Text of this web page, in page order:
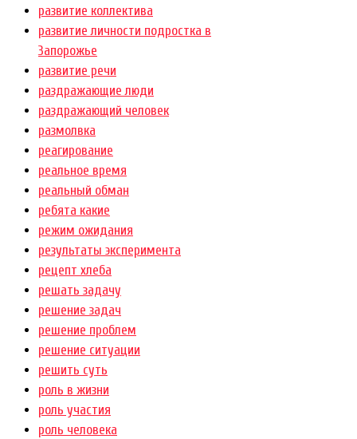
развитие коллектива
развитие личности подростка в
Запорожье
развитие речи
раздражающие люди
раздражающий человек
размолвка
реагирование
реальное время
реальный обман
ребята какие
режим ожидания
результаты эксперимента
рецепт хлеба
решать задачу
решение задач
решение проблем
решение ситуации
решить суть
роль в жизни
роль участия
роль человека